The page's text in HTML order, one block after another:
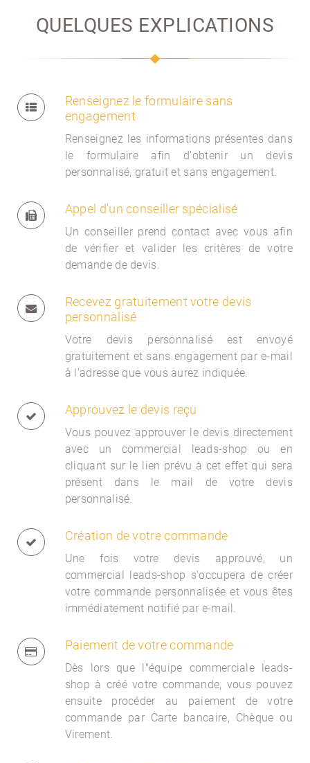
QUELQUES EXPLICATIONS
Renseignez le formulaire sans
engagement
Renseignez les informations présentes dans
le formulaire afin d'obtenir un devis
personnalisé, gratuit et sans engagement.
Appel d'un conseiller spécialisé
Un conseiller prend contact avec vous afin
de vérifier et valider les critères de votre
demande de devis.
Recevez gratuitement votre devis
personnalisé
Votre devis personnalisé est envoyé
gratuitement et sans engagement par e-mail
à l'adresse que vous aurez indiquée.
Approuvez le devis reçu
Vous pouvez approuver le devis directement
avec un commercial leads-shop ou en
cliquant sur le lien prévu à cet effet qui sera
présent dans le mail de votre devis
personnalisé.
Création de votre commande
Une fois votre devis approuvé, un
commercial leads-shop s'occupera de créer
votre commande personnalisée et vous êtes
immédiatement notifié par e-mail.
Paiement de votre commande
Dès lors que l"équipe commerciale leads-
shop à créé votre commande, vous pouvez
ensuite procéder au paiement de votre
commande par Carte bancaire, Chèque ou
Virement.